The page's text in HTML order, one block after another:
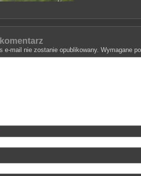
e-mail nie zostanie opublikowany. Wymagane